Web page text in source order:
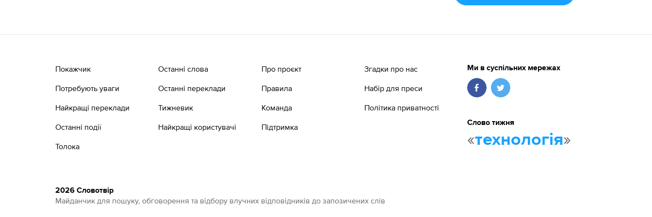
Покажчик
Потребують уваги
Найкращі переклади
Останні події
Толока
Останні слова
Останні переклади
Тижневик
Найкращі користувачі
Про проєкт
Правила
Команда
Підтримка
Згадки про нас
Набір для преси
Політика приватності
Ми в суспільних мережах
Слово тижня
«технологія»
2026 Словотвір
Майданчик для пошуку, обговорення та відбору влучних відповідників до запозичених слів